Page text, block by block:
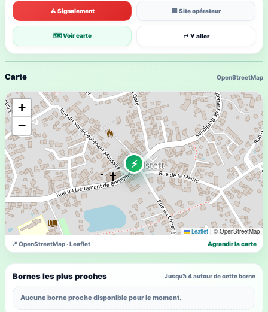
Carte OpenStreetMap
⚡
+
−
Leaflet | © OpenStreetMap
📍 OpenStreetMap · Leaflet Agrandir la carte
Bornes les plus proches Jusqu’à 4 autour de cette borne
Aucune borne proche disponible pour le moment.
⚠ Signalement 🏢 Site opérateur
🗺 Voir carte ↱ Y aller